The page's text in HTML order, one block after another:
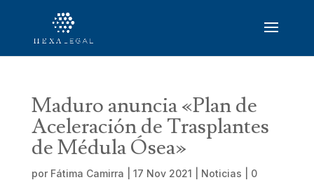
Maduro anuncia «Plan de
Aceleración de Trasplantes
de Médula Ósea»
por Fátima Camirra 17 Nov 2021 Noticias
0